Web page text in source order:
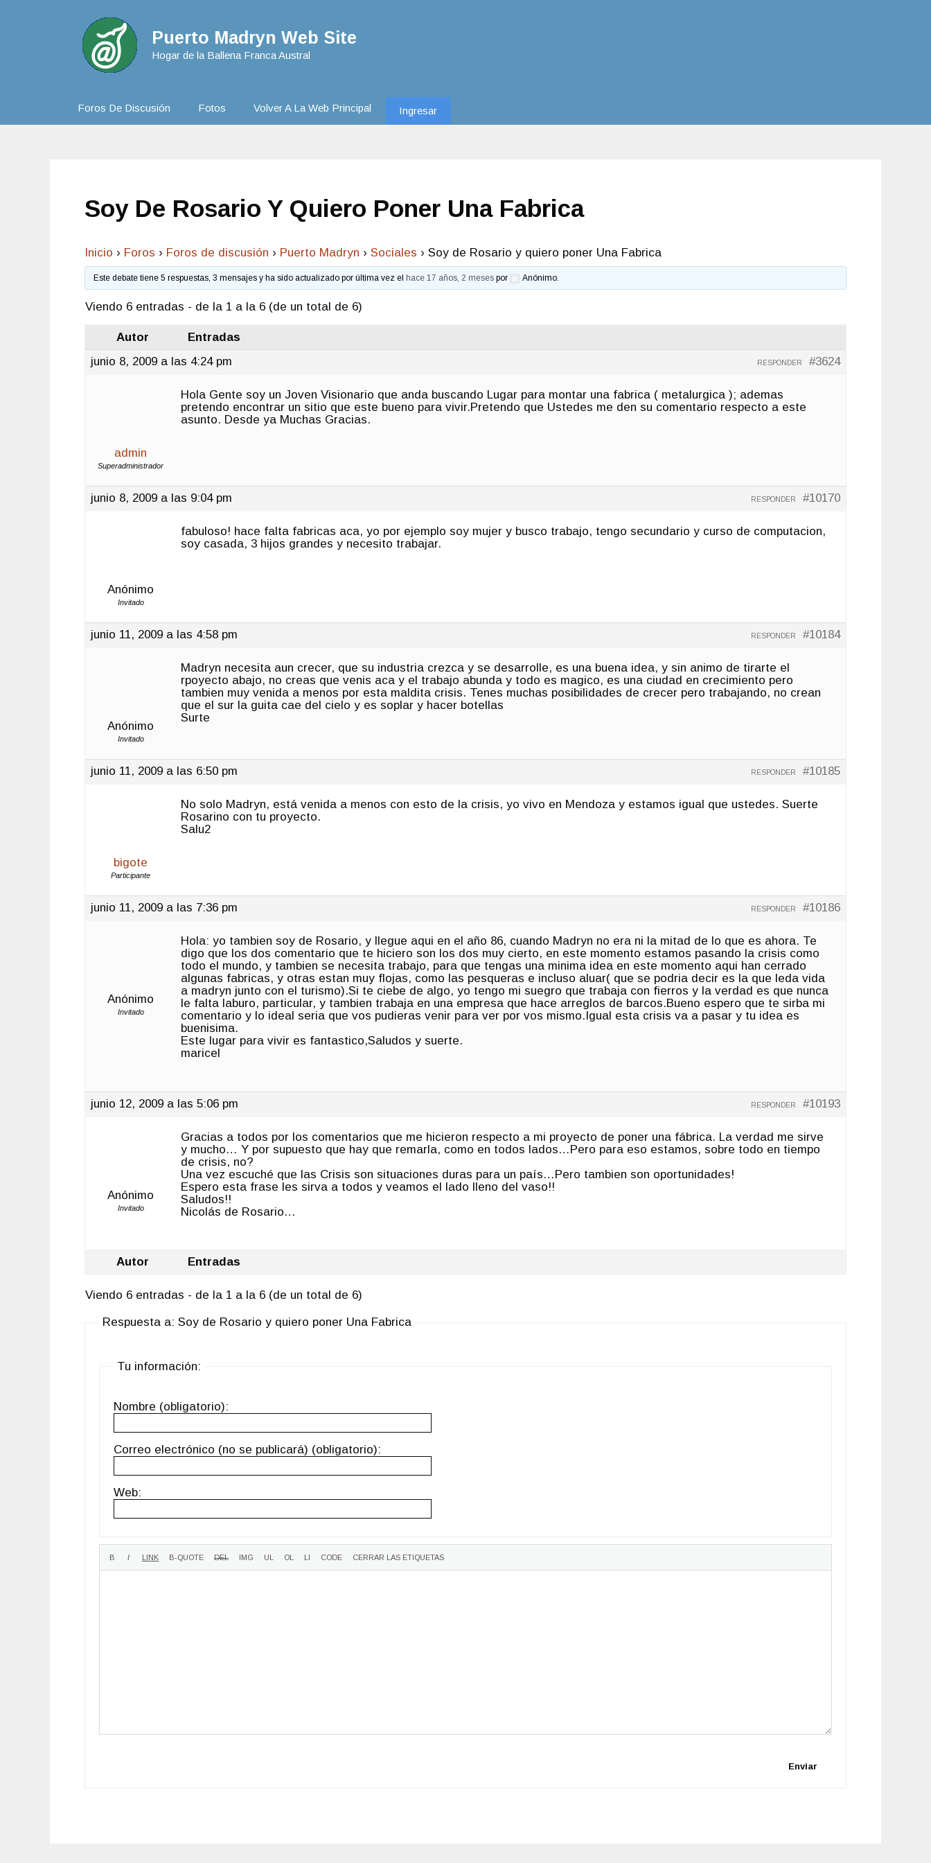
Puerto Madryn Web Site
Hogar de la Ballena Franca Austral
Foros De Discusión Fotos Volver A La Web Principal Ingresar
Soy De Rosario Y Quiero Poner Una Fabrica
Inicio › Foros › Foros de discusión › Puerto Madryn › Sociales › Soy de Rosario y quiero poner Una Fabrica
Este debate tiene 5 respuestas, 3 mensajes y ha sido actualizado por última vez el hace 17 años, 2 meses por Anónimo.
Viendo 6 entradas - de la 1 a la 6 (de un total de 6)
Autor
Entradas
junio 8, 2009 a las 4:24 pm
#3624
RESPONDER
admin
Superadministrador
Hola Gente soy un Joven Visionario que anda buscando Lugar para montar una fabrica ( metalurgica ); ademas
pretendo encontrar un sitio que este bueno para vivir.Pretendo que Ustedes me den su comentario respecto a este
asunto. Desde ya Muchas Gracias.
junio 8, 2009 a las 9:04 pm #10170
RESPONDER
Anónimo
Invitado
fabuloso! hace falta fabricas aca, yo por ejemplo soy mujer y busco trabajo, tengo secundario y curso de computacion,
soy casada, 3 hijos grandes y necesito trabajar.
junio 11, 2009 a las 4:58 pm #10184
RESPONDER
Anónimo
Invitado
Madryn necesita aun crecer, que su industria crezca y se desarrolle, es una buena idea, y sin animo de tirarte el
rpoyecto abajo, no creas que venis aca y el trabajo abunda y todo es magico, es una ciudad en crecimiento pero
tambien muy venida a menos por esta maldita crisis. Tenes muchas posibilidades de crecer pero trabajando, no crean
que el sur la guita cae del cielo y es soplar y hacer botellas
Surte
junio 11, 2009 a las 6:50 pm #10185
RESPONDER
bigote
Participante
No solo Madryn, está venida a menos con esto de la crisis, yo vivo en Mendoza y estamos igual que ustedes. Suerte
Rosarino con tu proyecto.
Salu2
junio 11, 2009 a las 7:36 pm #10186
RESPONDER
Anónimo
Invitado
Hola: yo tambien soy de Rosario, y llegue aqui en el año 86, cuando Madryn no era ni la mitad de lo que es ahora. Te
digo que los dos comentario que te hiciero son los dos muy cierto, en este momento estamos pasando la crisis como
todo el mundo, y tambien se necesita trabajo, para que tengas una minima idea en este momento aqui han cerrado
algunas fabricas, y otras estan muy flojas, como las pesqueras e incluso aluar( que se podria decir es la que leda vida
a madryn junto con el turismo).Si te ciebe de algo, yo tengo mi suegro que trabaja con fierros y la verdad es que nunca
le falta laburo, particular, y tambien trabaja en una empresa que hace arreglos de barcos.Bueno espero que te sirba mi
comentario y lo ideal seria que vos pudieras venir para ver por vos mismo.Igual esta crisis va a pasar y tu idea es
buenisima.
Este lugar para vivir es fantastico,Saludos y suerte.
maricel
junio 12, 2009 a las 5:06 pm #10193
RESPONDER
Anónimo
Invitado
Gracias a todos por los comentarios que me hicieron respecto a mi proyecto de poner una fábrica. La verdad me sirve
y mucho… Y por supuesto que hay que remarla, como en todos lados…Pero para eso estamos, sobre todo en tiempo
de crisis, no?
Una vez escuché que las Crisis son situaciones duras para un país…Pero tambien son oportunidades!
Espero esta frase les sirva a todos y veamos el lado lleno del vaso!!
Saludos!!
Nicolás de Rosario…
Autor Entradas
Viendo 6 entradas - de la 1 a la 6 (de un total de 6)
Respuesta a: Soy de Rosario y quiero poner Una Fabrica
Tu información:
Nombre (obligatorio):
Correo electrónico (no se publicará) (obligatorio):
Web:
Enviar